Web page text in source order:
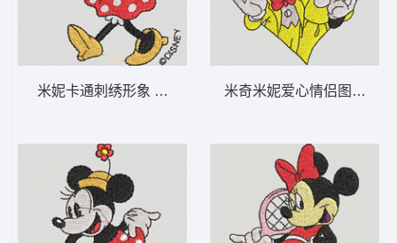
米妮卡通刺绣形象 米妮 53-DST格式米奇米妮爱心情侣图案 米